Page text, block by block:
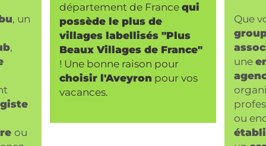
, un
,
ou
département de France qui
possède le plus de
villages labellisés "Plus
Beaux Villages de France"
! Une bonne raison pour
choisir l'Aveyron pour vos
vacances.
Que
une
ou